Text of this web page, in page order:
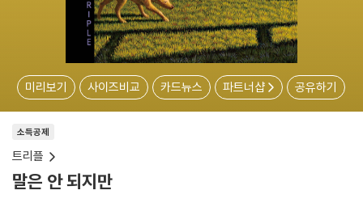
미리보기 사이즈비교 카드뉴스 파트너샵 공유하기
소득공제
트리플
말은 안 되지만